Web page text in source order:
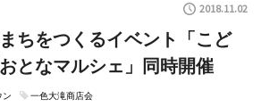
2018.11.02
ちをつくるイベント「こど
となマルシェ」同時開催
ン 一色大滝商店会